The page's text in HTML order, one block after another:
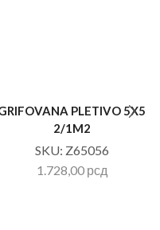
PLETIVO 5X5
2/1M2
SKU: Z65056
1.728,00 рсд